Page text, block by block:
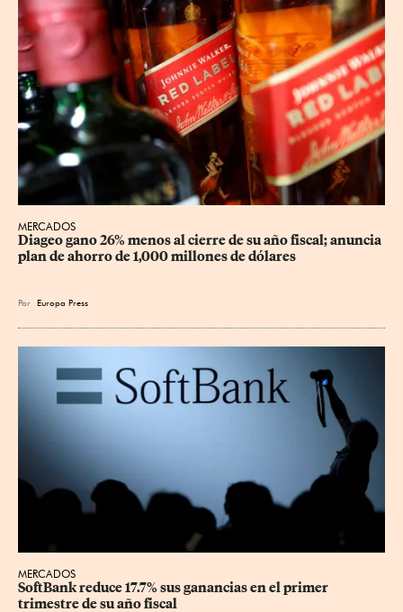
MERCADOS
Diageo gano 26% menos al cierre de su año fiscal; anuncia
plan de ahorro de 1,000 millones de dólares
Por Europa Press
MERCADOS
SoftBank reduce 17.7% sus ganancias en el primer
trimestre de su año fiscal